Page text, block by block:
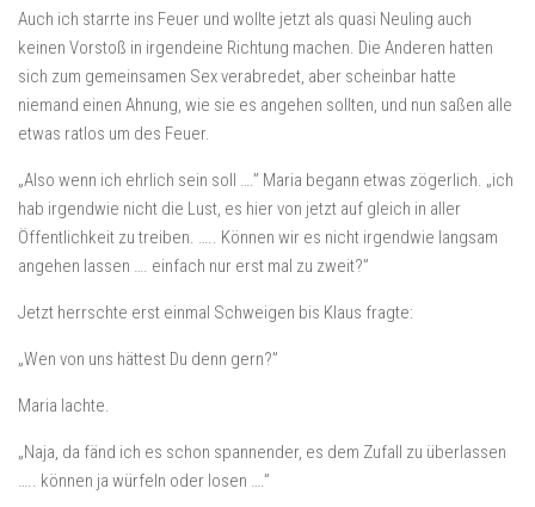
Auch ich starrte ins Feuer und wollte jetzt als quasi Neuling auch
keinen Vorstoß in irgendeine Richtung machen. Die Anderen hatten
sich zum gemeinsamen Sex verabredet, aber scheinbar hatte
niemand einen Ahnung, wie sie es angehen sollten, und nun saßen alle
etwas ratlos um des Feuer.
„Also wenn ich ehrlich sein soll ….” Maria begann etwas zögerlich. „ich
hab irgendwie nicht die Lust, es hier von jetzt auf gleich in aller
Öffentlichkeit zu treiben. ….. Können wir es nicht irgendwie langsam
angehen lassen …. einfach nur erst mal zu zweit?”
Jetzt herrschte erst einmal Schweigen bis Klaus fragte:
„Wen von uns hättest Du denn gern?”
Maria lachte.
„Naja, da fänd ich es schon spannender, es dem Zufall zu überlassen
….. können ja würfeln oder losen ….”